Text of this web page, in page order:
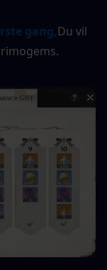
gang,Du vil